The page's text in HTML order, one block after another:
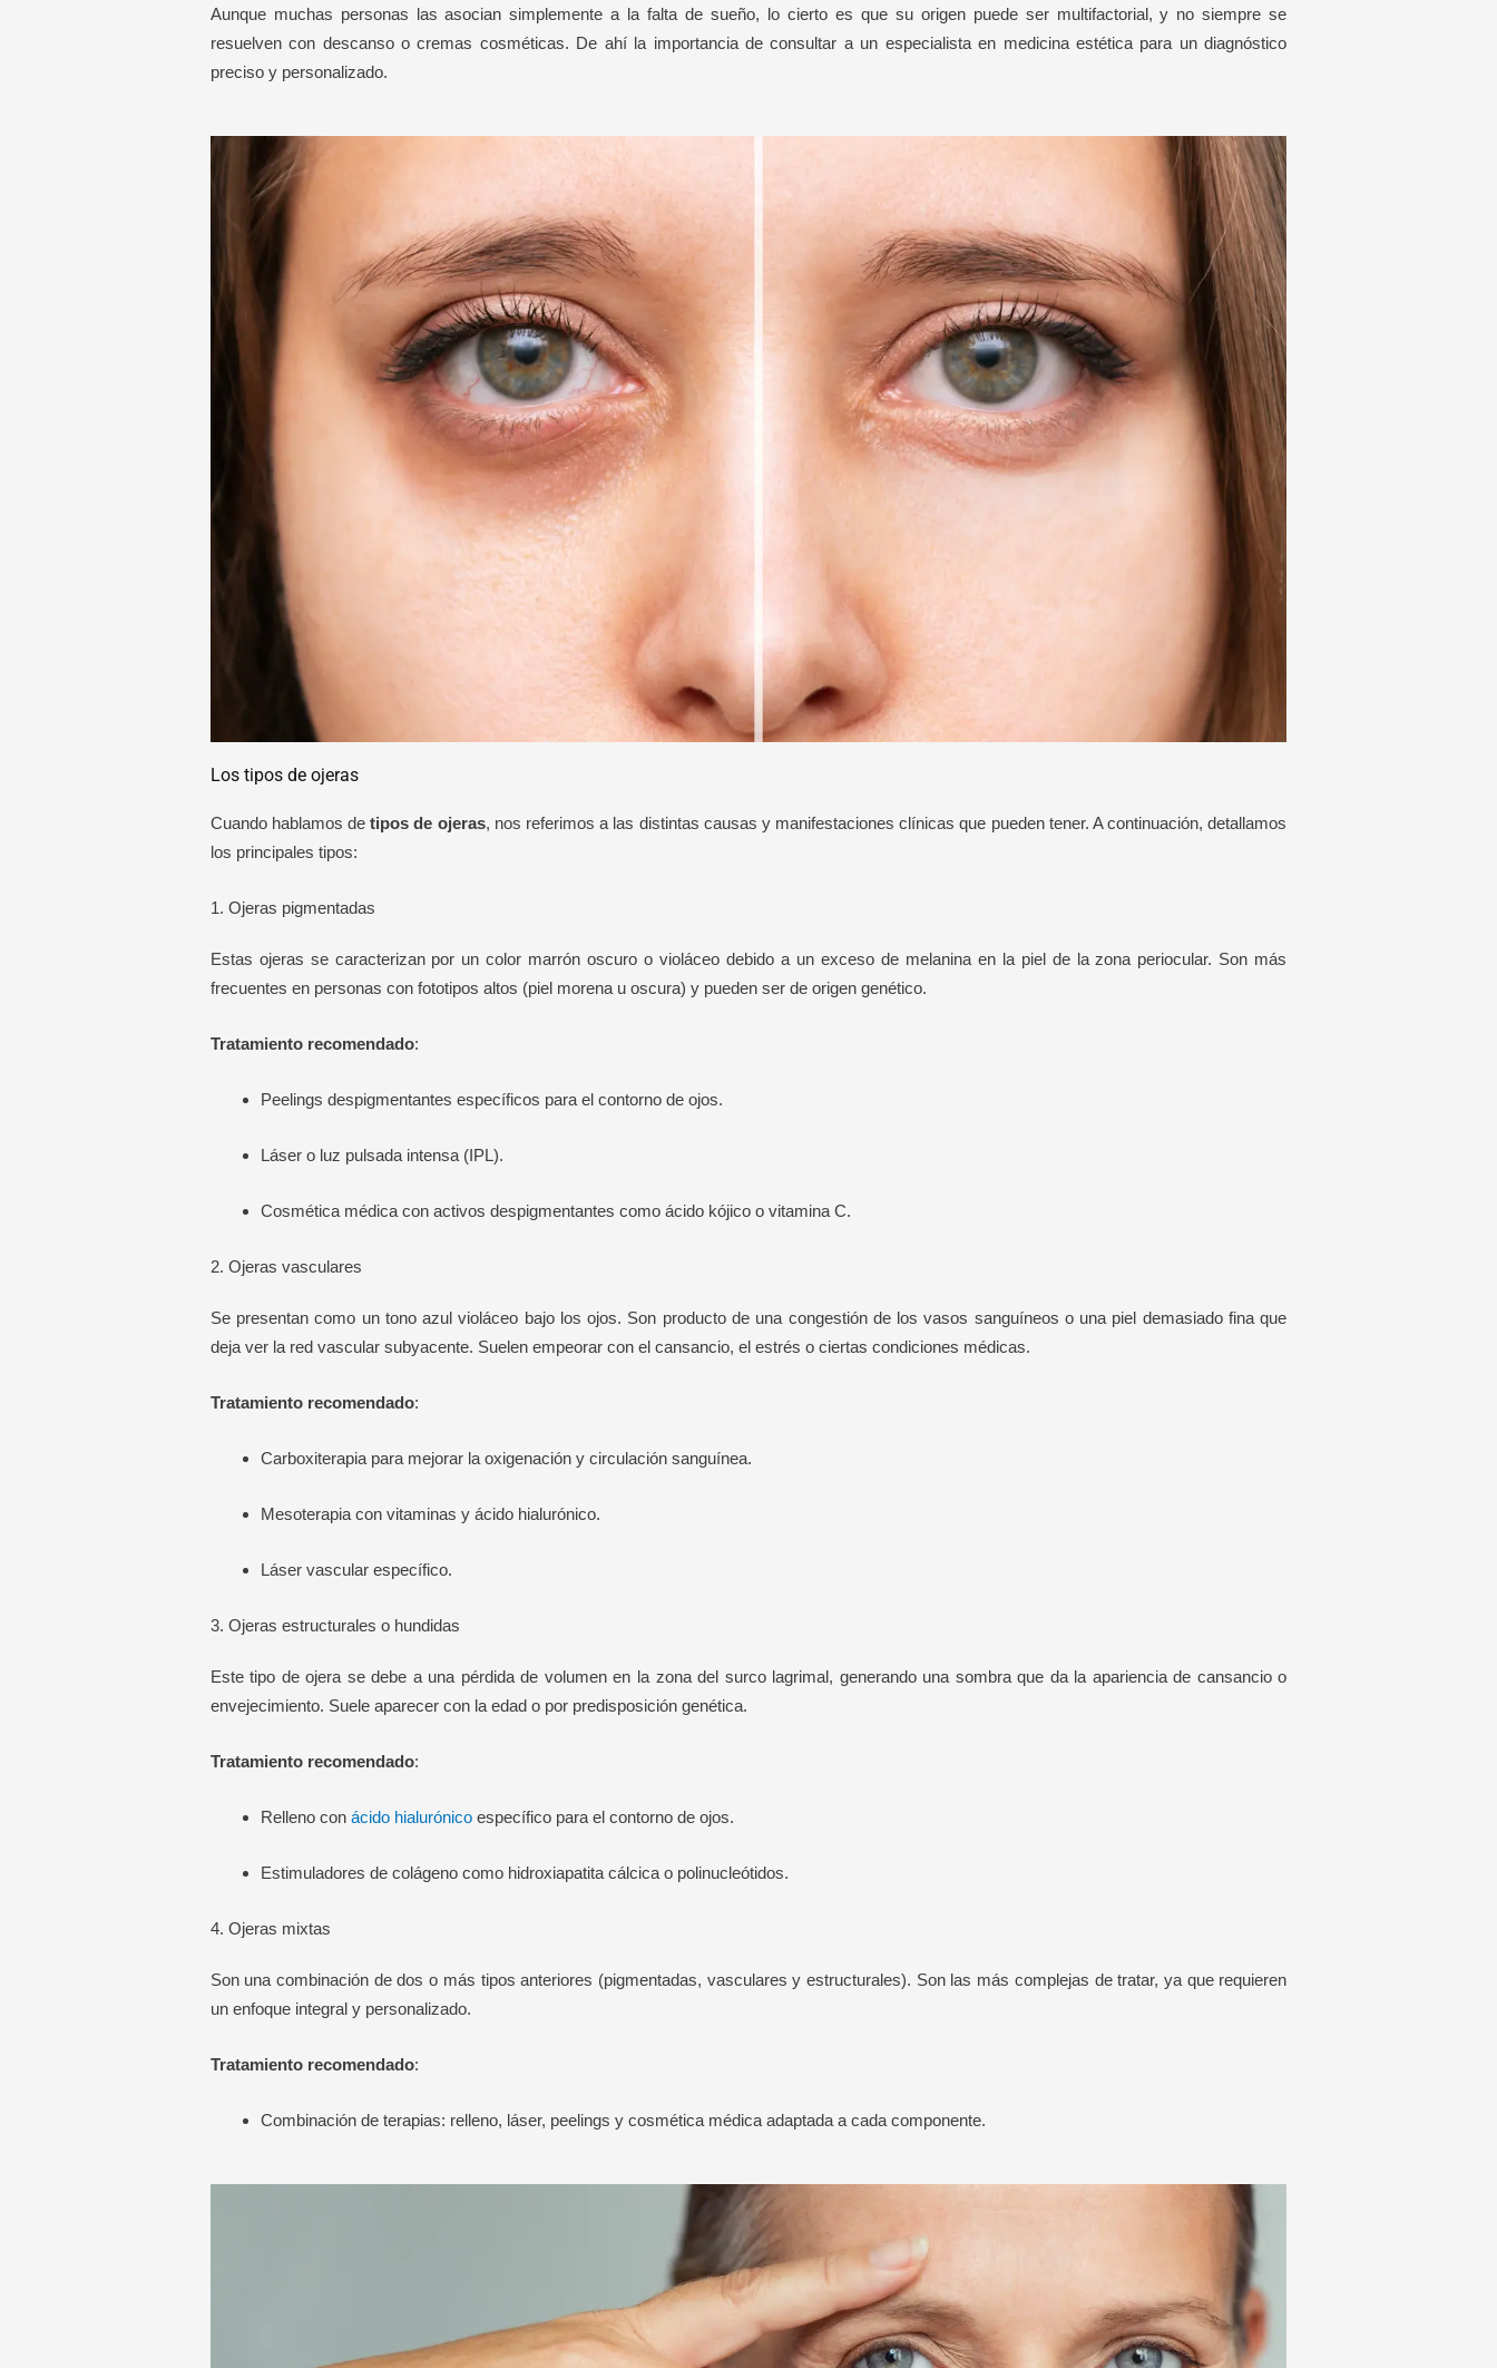
Aunque muchas personas las asocian simplemente a la falta de sueño, lo cierto es que su origen puede ser multifactorial, y no siempre se
resuelven con descanso o cremas cosméticas. De ahí la importancia de consultar a un especialista en medicina estética para un diagnóstico
preciso y personalizado.
Los tipos de ojeras
Cuando hablamos detipos de ojeras, nos referimos a las distintas causas y manifestaciones clínicas que pueden tener. A continuación, detallamos
los principales tipos:
1. Ojeras pigmentadas
Estas ojeras se caracterizan por un color marrón oscuro o violáceo debido a un exceso de melanina en la piel de la zona periocular. Son más
frecuentes en personas con fototipos altos (piel morena u oscura) y pueden ser de origen genético.
Tratamiento recomendado:
Peelings despigmentantes específicos para el contorno de ojos.
Láser o luz pulsada intensa (IPL).
Cosmética médica con activos despigmentantes como ácido kójico o vitamina C.
2. Ojeras vasculares
Se presentan como un tono azul violáceo bajo los ojos. Son producto de una congestión de los vasos sanguíneos o una piel demasiado fina que
deja ver la red vascular subyacente. Suelen empeorar con el cansancio, el estrés o ciertas condiciones médicas.
Tratamiento recomendado:
Carboxiterapia para mejorar la oxigenación y circulación sanguínea.
Mesoterapia con vitaminas y ácido hialurónico.
Láser vascular específico.
3. Ojeras estructurales o hundidas
Este tipo de ojera se debe a una pérdida de volumen en la zona del surco lagrimal, generando una sombra que da la apariencia de cansancio o
envejecimiento. Suele aparecer con la edad o por predisposición genética.
Tratamiento recomendado:
Relleno con ácido hialurónicoespecífico para el contorno de ojos.
Estimuladores de colágeno como hidroxiapatita cálcica o polinucleótidos.
4. Ojeras mixtas
Son una combinación de dos o más tipos anteriores (pigmentadas, vasculares y estructurales). Son las más complejas de tratar, ya que requieren
un enfoque integral y personalizado.
Tratamiento recomendado:
Combinación de terapias: relleno, láser, peelings y cosmética médica adaptada a cada componente.